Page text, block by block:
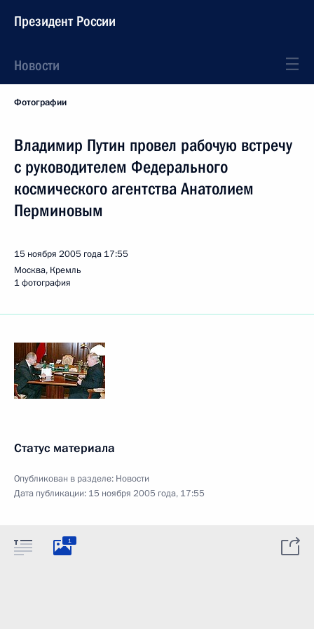
Президент России
Новости
Фотографии
Владимир Путин провел рабочую встречу
с руководителем Федерального
космического агентства Анатолием
Перминовым
15 ноября 2005 года 17:55
Москва, Кремль
1 фотография
Статус материала
Опубликован в разделе: Новости
Дата публикации: 15 ноября 2005 года, 17:55
1